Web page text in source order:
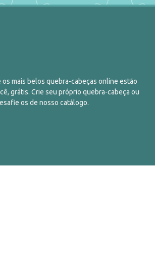
os mais belos quebra-cabeças online estão
grátis. Crie seu próprio quebra-cabeça ou
os de nosso catálogo.